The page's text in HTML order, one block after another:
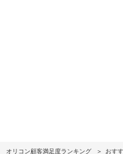
オリコン顧客満足度ランキング おす